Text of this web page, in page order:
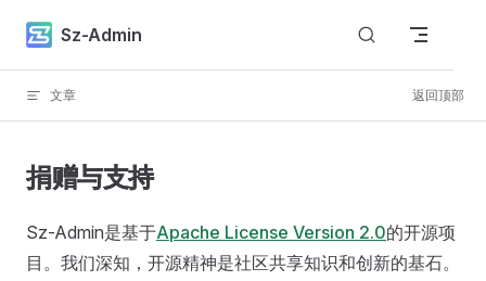
Skip to content
Sz-Admin
文章 返回顶部
捐赠与支持
Sz-Admin是基于Apache License Version 2.0的开源项
目。我们深知，开源精神是社区共享知识和创新的基石。